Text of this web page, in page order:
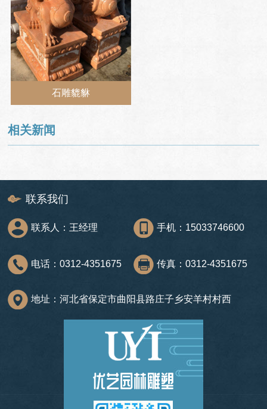
石雕貔貅
相关新闻
联系我们
联系人：王经理 手机：15033746600
电话：0312-4351675 传真：0312-4351675
地址：河北省保定市曲阳县路庄子乡安羊村村西